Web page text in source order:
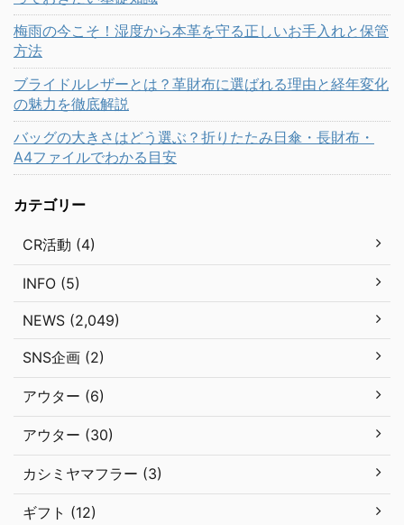
梅雨の今こそ！湿度から本革を守る正しいお手入れと保管
方法
ブライドルレザーとは？革財布に選ばれる理由と経年変化
の魅力を徹底解説
バッグの大きさはどう選ぶ？折りたたみ日傘・長財布・
A4ファイルでわかる目安
カテゴリー
CR活動 (4)
INFO (5)
NEWS (2,049)
SNS企画 (2)
アウター (6)
アウター (30)
カシミヤマフラー (3)
ギフト (12)